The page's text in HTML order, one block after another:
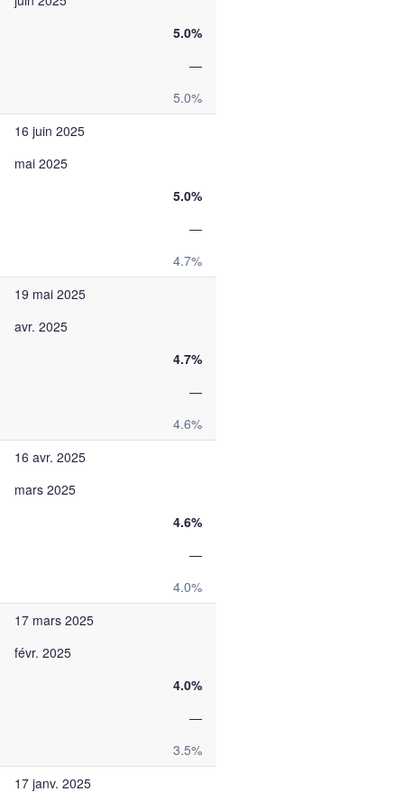
5.0%
—
5.0%
16 juin 2025
mai 2025
5.0%
—
4.7%
19 mai 2025
avr. 2025
4.7%
—
4.6%
16 avr. 2025
mars 2025
4.6%
—
4.0%
17 mars 2025
févr. 2025
4.0%
—
3.5%
17 janv. 2025